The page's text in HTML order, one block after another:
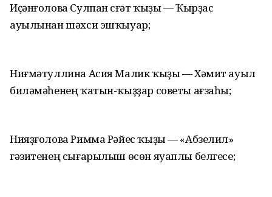
Иҫәнғолова Сулпан Әсғәт ҡыҙы — Ҡырҙас
ауылынан шәхси эшҡыуар;
Ниғмәтуллина Асия Малик ҡыҙы — Хәмит ауыл
биләмәһенең ҡатын-ҡыҙҙар советы ағзаһы;
Нияҙғолова Римма Рәйес ҡыҙы — «Абзелил»
гәзитенең сығарылыш өсөн яуаплы белгесе;